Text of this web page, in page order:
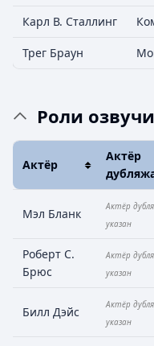
Карл В. Сталлинг
Трег Браун
Роли
Актёр
Актёр
Мэл Бланк
Актёр
указан
Роберт С.
Брюс
Актёр
указан
Билл Дэйс
Актёр
указан